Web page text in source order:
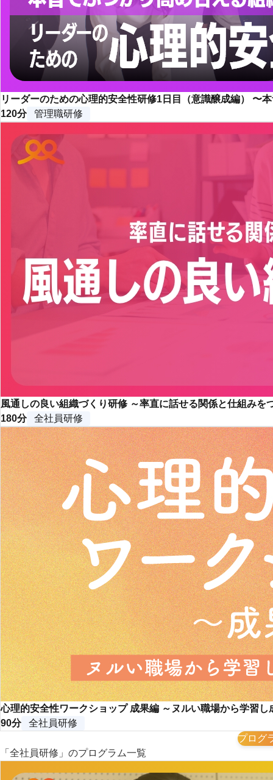
リーダーのための心理的安全性研修1日目（意識醸成編） 〜
120分
管理職研修
風通しの良い組織づくり研修 ～率直に話せる関係と仕組みを
180分
全社員研修
心理的安全性ワークショップ 成果編 ～ヌルい職場から学習
90分
全社員研修
プログ
「全社員研修」のプログラム一覧